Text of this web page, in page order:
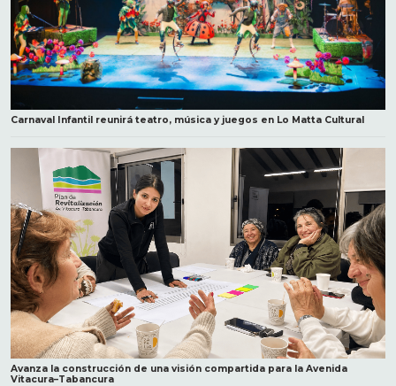
Carnaval Infantil reunirá teatro, música y juegos en Lo Matta Cultural
Avanza la construcción de una visión compartida para la Avenida
Vitacura–Tabancura